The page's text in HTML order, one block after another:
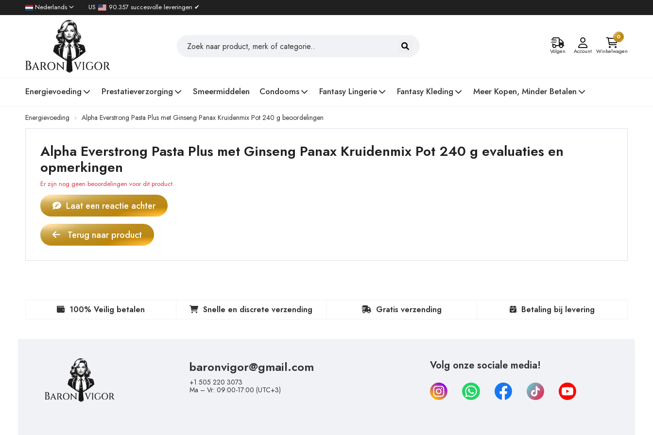
Nederlands US 90.357 succesvolle leveringen ✔
Volgen Account
0
Winkelwagen
Energievoeding Prestatieverzorging Smeermiddelen Condooms Fantasy Lingerie Fantasy Kleding Meer Kopen, Minder Betalen
Energievoeding Alpha Everstrong Pasta Plus met Ginseng Panax Kruidenmix Pot 240 g beoordelingen
Alpha Everstrong Pasta Plus met Ginseng Panax Kruidenmix Pot 240 g evaluaties en
opmerkingen
Er zijn nog geen beoordelingen voor dit product
Laat een reactie achter
Terug naar product
100% Veilig betalen Snelle en discrete verzending Gratis verzending Betaling bij levering
baronvigor@gmail.com
+1 505 220 3073
Ma – Vr: 09:00-17:00 (UTC+3)
Volg onze sociale media!